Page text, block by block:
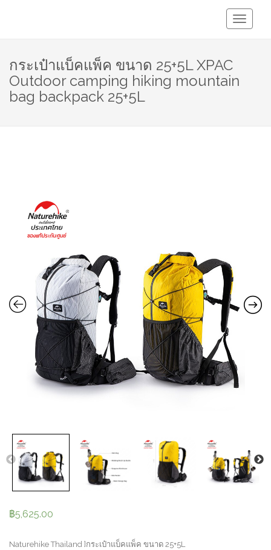
Toggle
กระเป๋าแบ็คแพ็ค ขนาด 25+5L XPAC
Outdoor camping hiking mountain
bag backpack 25+5L
฿5,625.00
Naturehike Thailand ]กระเป๋าแบ็คแพ็ค ขนาด 25+5L